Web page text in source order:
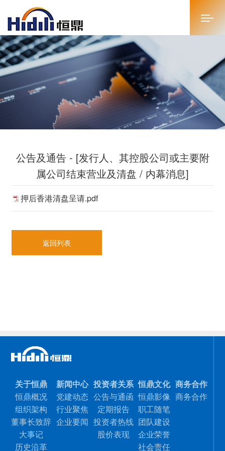
首页
关于恒鼎
新闻中心
恒鼎文化
商务合作
人才招聘
公告及通告 - [发行人、其控股公司或主要附
属公司结束营业及清盘 / 内幕消息]
押后香港清盘呈请.pdf
返回列表
关于恒鼎
恒鼎概况
组织架构
董事长致辞
大事记
历史沿革
新闻中心
党建动态
行业聚焦
企业要闻
投资者关系
公告与通函
定期报告
投资者热线
股价表现
恒鼎文化
恒鼎影像
职工随笔
团队建设
企业荣誉
社会责任
商务合作
商务合作